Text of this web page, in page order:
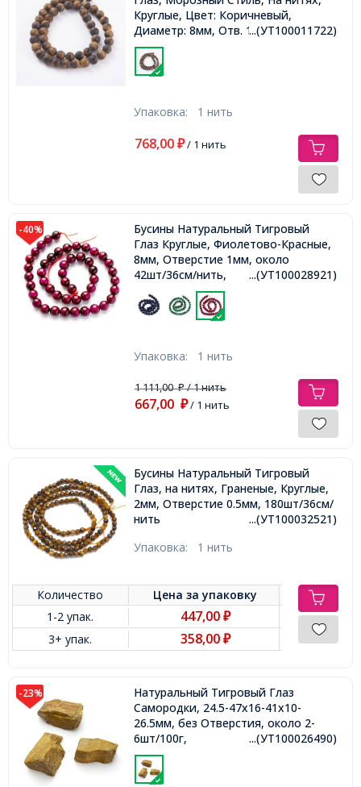
Круглые, Цвет: Коричневый,
Диаметр: 8мм, Отв. 1мм, около
47шт/38-39см/нить,
...(УТ100011722)
Упаковка: 1 нить
768,00 ₽/ 1 нить
-40%
Бусины Натуральный Тигровый
Глаз Круглые, Фиолетово-Красные,
8мм, Отверстие 1мм, около
42шт/36см/нить,
...(УТ100028921)
Упаковка: 1 нить
1 111,00₽/ 1 нить
667,00 ₽/ 1 нить
Бусины Натуральный Тигровый
Глаз, на нитях, Граненые, Круглые,
2мм, Отверстие 0.5мм, 180шт/36см/
нить
...(УТ100032521)
Упаковка: 1 нить
Количество Цена заупаковку
1-2 упак.
447,00 ₽
3+ упак. 358,00 ₽
-23%
Натуральный Тигровый Глаз
Самородки, 24.5-47x16-41x10-
26.5мм, без Отверстия, около 2-
6шт/100г,
...(УТ100026490)